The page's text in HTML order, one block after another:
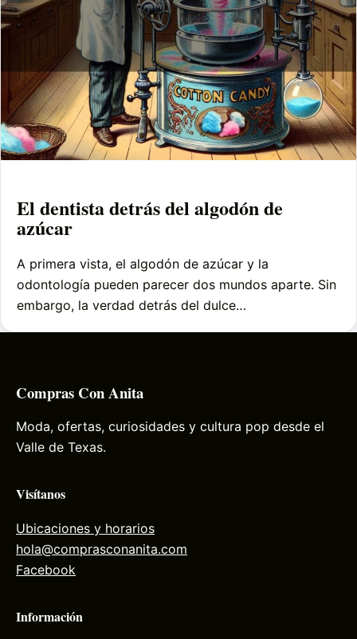
El dentista detrás del algodón de
azúcar
A primera vista, el algodón de azúcar y la
odontología pueden parecer dos mundos aparte. Sin
embargo, la verdad detrás del dulce…
Compras Con Anita
Moda, ofertas, curiosidades y cultura pop desde el
Valle de Texas.
Visítanos
Ubicaciones y horarios
hola@comprasconanita.com
Facebook
Información